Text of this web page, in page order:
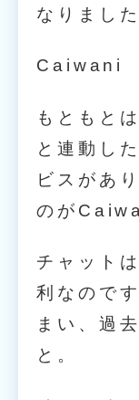
なりました
Caiwani
もともと
と連動し
ビスがあ
のが
チャット
利なので
まい、過
と。